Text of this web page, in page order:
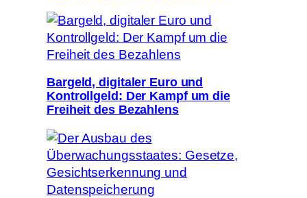
Bargeld, digitaler Euro und
Kontrollgeld: Der Kampf um die
Freiheit des Bezahlens